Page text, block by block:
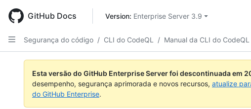
main
content
GitHub Docs Version: Enterprise Server 3.9
Segurança do código / CLI do CodeQL / Manual da CLI do CodeQL
Esta versão do GitHub Enterprise Server foi descontinuada em
desempenho, segurança aprimorada e novos recursos, atualize
do GitHub Enterprise.